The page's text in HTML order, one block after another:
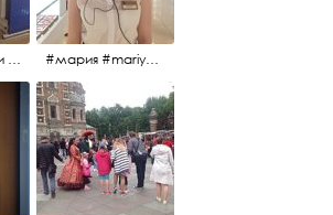
#янтарьроссии #янтарь #мария #mariya #янтарьроссии